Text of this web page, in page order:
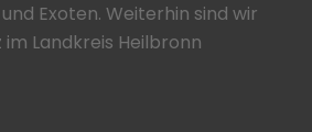
Exoten. Weiterhin sind wir
Landkreis Heilbronn